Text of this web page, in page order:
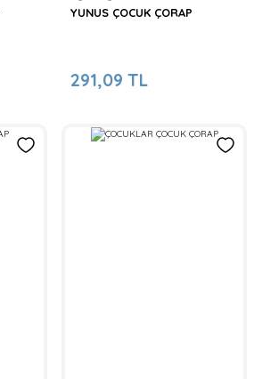
YUNUS ÇOCUK ÇORAP
291,09 TL